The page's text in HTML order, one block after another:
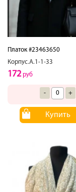
Платок #23463650
Корпус.А.1-1-33
172руб
- +
Купить